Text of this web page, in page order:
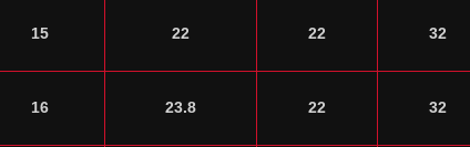
15 22 22 32
16 23.8 22 32